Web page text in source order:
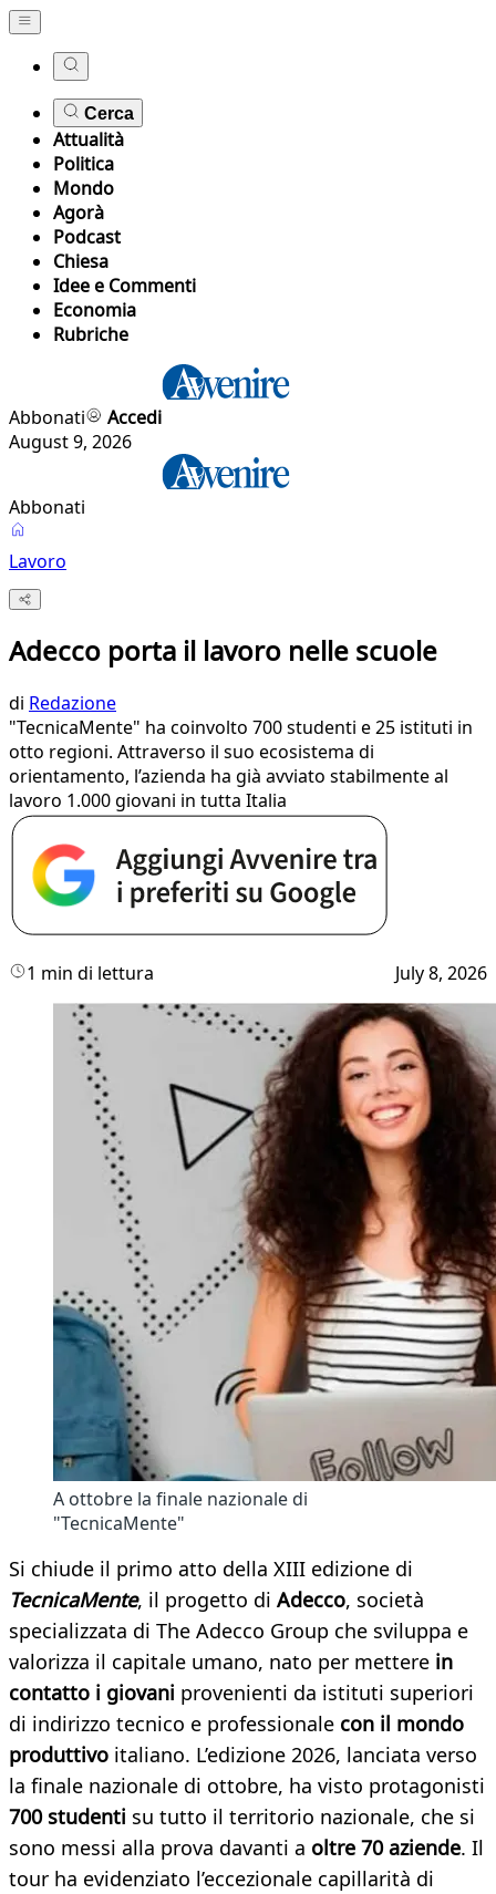
Cerca
Attualità
Politica
Mondo
Agorà
Podcast
Chiesa
Idee e Commenti
Economia
Rubriche
Abbonati
Accedi
August 9, 2026
Abbonati
Lavoro
Adecco porta il lavoro nelle scuole
di Redazione
"TecnicaMente" ha coinvolto 700 studenti e 25 istituti in
otto regioni. Attraverso il suo ecosistema di
orientamento, l’azienda ha già avviato stabilmente al
lavoro 1.000 giovani in tutta Italia
1 min di lettura July 8, 2026
A ottobre la finale nazionale di
"TecnicaMente"
Si chiude il primo atto della XIII edizione di
TecnicaMente, il progetto di Adecco, società
specializzata di The Adecco Group che sviluppa e
valorizza il capitale umano, nato per mettere in
contatto i giovani provenienti da istituti superiori
di indirizzo tecnico e professionale con il mondo
produttivo italiano. L’edizione 2026, lanciata verso
la finale nazionale di ottobre, ha visto protagonisti
700 studenti su tutto il territorio nazionale, che si
sono messi alla prova davanti a oltre 70 aziende. Il
tour ha evidenziato l’eccezionale capillarità di